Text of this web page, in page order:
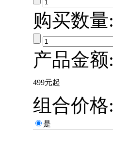
购买数量:
产品金额:
499元起
组合价格:
是